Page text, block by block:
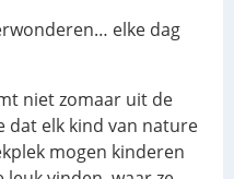
elke dag
niet zomaar uit de
dat elk kind van nature
mogen kinderen